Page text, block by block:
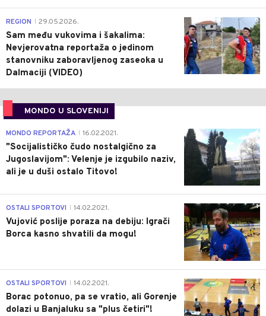
0
REGION 29.05.2026.
Sam među vukovima i šakalima:
Nevjerovatna reportaža o jedinom
stanovniku zaboravljenog zaseoka u
Dalmaciji (VIDEO)
MONDO U SLOVENIJI
4
MONDO REPORTAŽA 16.02.2021.
"Socijalističko čudo nostalgično za
Jugoslavijom": Velenje je izgubilo naziv,
ali je u duši ostalo Titovo!
1
OSTALI SPORTOVI 14.02.2021.
Vujović poslije poraza na debiju: Igrači
Borca kasno shvatili da mogu!
3
OSTALI SPORTOVI 14.02.2021.
Borac potonuo, pa se vratio, ali Gorenje
dolazi u Banjaluku sa "plus četiri"!